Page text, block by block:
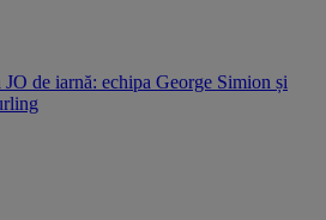
de iarnă: echipa George Simion și